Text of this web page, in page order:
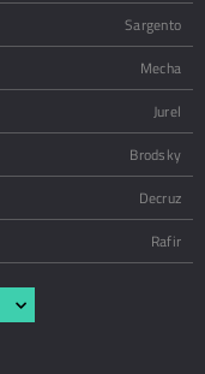
Sargento
Mecha
Jurel
Brodsky
Decruz
Rafir